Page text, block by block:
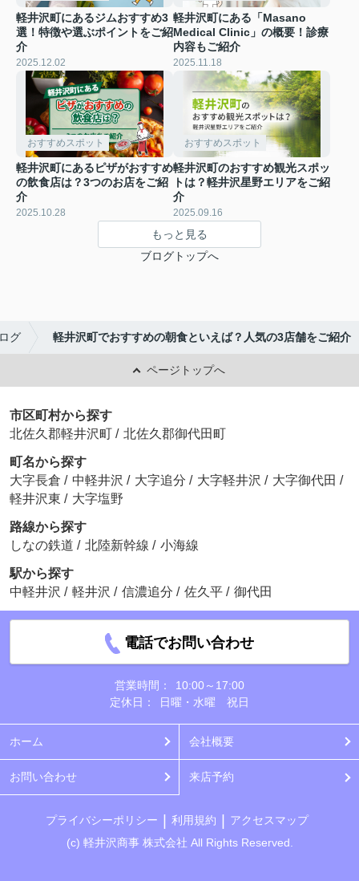
軽井沢町にあるジムおすすめ3
選！特徴や選ぶポイントをご紹
介
2025.12.02
軽井沢町にある「Masano
Medical Clinic」の概要！診療
内容もご紹介
2025.11.18
おすすめスポット
軽井沢町にあるピザがおすすめ
の飲食店は？3つのお店をご紹
介
2025.10.28
おすすめスポット
軽井沢町のおすすめ観光スポッ
トは？軽井沢星野エリアをご紹
介
2025.09.16
もっと見る
ブログトップへ
グ 軽井沢町でおすすめの朝食といえば？人気の3店舗をご紹介
ページトップへ
市区町村から探す
北佐久郡軽井沢町 / 北佐久郡御代田町
町名から探す
大字長倉 / 中軽井沢 / 大字追分 / 大字軽井沢 / 大字御代田 /
軽井沢東 / 大字塩野
路線から探す
しなの鉄道 / 北陸新幹線 / 小海線
駅から探す
中軽井沢 / 軽井沢 / 信濃追分 / 佐久平 / 御代田
電話でお問い合わせ
営業時間：
10:00～17:00
定休日：
日曜・水曜 祝日
ホーム 会社概要
お問い合わせ 来店予約
プライバシーポリシー 利用規約
アクセスマップ
(c) 軽井沢商事 株式会社 All Rights Reserved.